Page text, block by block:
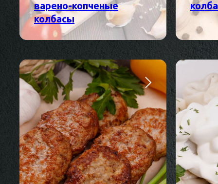
варено-копченые
колбасы